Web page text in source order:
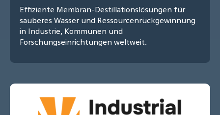
Effiziente Membran-Destillationslösungen für
sauberes Wasser und Ressourcenrückgewinnung
in Industrie, Kommunen und
Forschungseinrichtungen weltweit.